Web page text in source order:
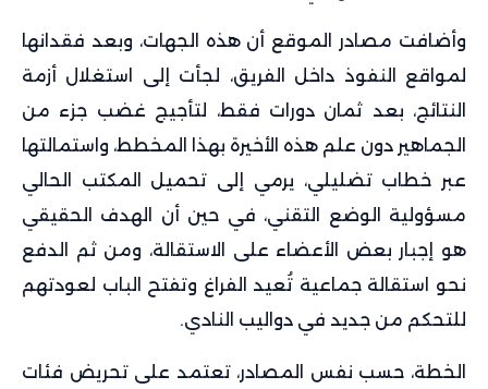
وأضافت مصادر الموقع أن هذه الجهات، وبعد فقدانها
لمواقع النفوذ داخل الفريق، لجأت إلى استغلال أزمة
النتائج، بعد ثمان دورات فقط، لتأجيج غضب جزء من
الجماهير دون علم هذه الأخيرة بهذا المخطط، واستمالتها
عبر خطاب تضليلي، يرمي إلى تحميل المكتب الحالي
مسؤولية الوضع التقني، في حين أن الهدف الحقيقي
هو إجبار بعض الأعضاء على الاستقالة، ومن ثم الدفع
نحو استقالة جماعية تُعيد الفراغ وتفتح الباب لعودتهم
للتحكم من جديد في دواليب النادي.
الخطة، حسب نفس المصادر، تعتمد على تحريض فئات